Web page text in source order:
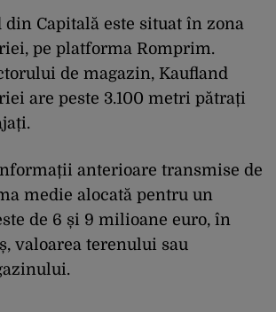
din Capitală este situat în zona
pe platforma Romprim.
de magazin, Kaufland
are peste 3.100 metri pătrați
anterioare transmise de
medie alocată pentru un
de 6 și 9 milioane euro, în
valoarea terenului sau